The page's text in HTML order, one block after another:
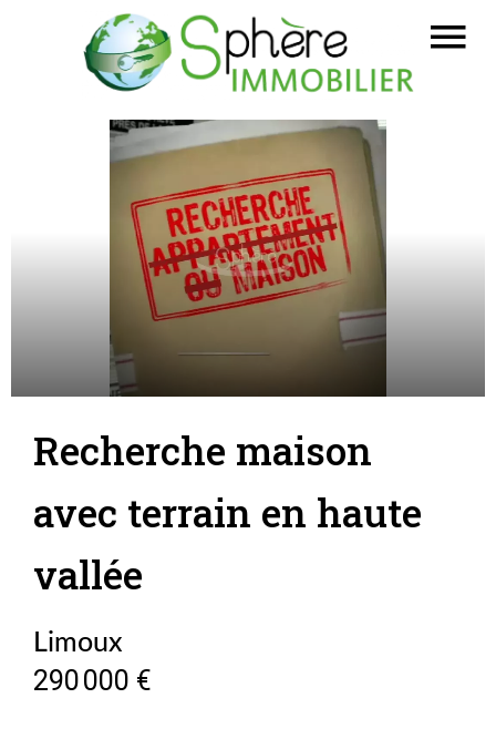
Recherche maison
avec terrain en haute
vallée
Limoux
290 000 €